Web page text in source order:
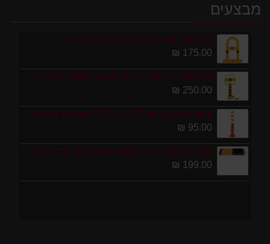
מבצעים
מחסום לחניה צורת U במבצע מטורף!
175.00 ₪
מחסום חניה פרטי כולל מנעול ומפתחות גובה 70 ס"מ
250.00 ₪
עמוד סימון גמיש 75 ס''מ ECO תוצרת אירופה
95.00 ₪
חבילת 1 מטר פסי האטה 10 קמ''ש כולל סופיות מפלסטיק
199.00 ₪